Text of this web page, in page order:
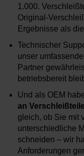
1.000.
Original-
Ergebnisse als
Technischer
unser
Partner
betriebsbereit
Und als OEM
an
gleich, ob Sie mit
unterschiedliche
schneiden – wir
Anforderungen